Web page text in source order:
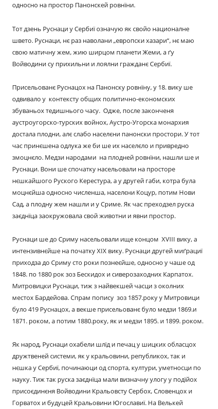
односно на простор Панонскей ровнїни.
Тот дзень Руснаци у Сербиї означую як свойо националне
швето. Руснаци, нє раз наволани „европски хазари“, нє маю
свою матичну жем, жию ширцом планети Жеми, а ґу
Войводини су прихильни и лоялни гражданє Сербиї.
Присельованє Руснацох на Панонску ровнїну, у 18. вику ше
одвивало у контексту общих политично-економских
збуваньох тедишнього часу. Одже, после законченя
аустроугорско-турских войнох, Аустро-Угорска монархия
достала плодни, алє слабо населєни панонски простори. У тот
час принєшена одлука же би ше их населєло и привредно
змоцнєло. Медзи народами на плодней ровнїни, нашли ше и
Руснаци. Вони ше спочатку насельовали на просторе
нєшкайшого Руского Керестура, а у другей габи, котра була
моцнєйша односно численша, населєни Коцур, потим Нови
Сад, а плодну жем нашли и у Сриме. Як час преходзел руска
заєднїца заокружовала свой животни и явни простор.
Руснаци ше до Сриму насельовали ище концом XVIII вику, а
интензивнєйше на початку XIX вику. Руснаци другей миґрациї
приходза до Сриму сто роки познеєйше, односно у чаше од
1848. по 1880 рок зоз Бескидох и сиверозаходних Карпатох.
Митровицки Руснаци, тиж з найвекшей часци з околних
местох Бардейова. Спрам попису зоз 1857.року у Митровици
було 419 Руснацох, а векше присельованє було медзи 1869.и
1871. роком, а потим 1880.року, як и медзи 1895. и 1899. роком.
Як народ, Руснаци охабели шлїд и печац у шицких обласцох
дружтвеней системи, як у кральовини, републикох, так и
нєшка у Сербиї, починаюци од спорта, култури, уметносци по
науку. Тиж так руска заєднїца мали визначну улогу у подїйох
присоєдинєня Войводини Кральовсту Сербох, Словенцох и
Горватох и будуцей Кральовини Югославиї. На Велькей